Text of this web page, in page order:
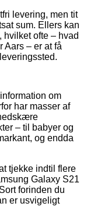
levering, men tit
sum. Ellers kan
ofte – hvad
Aars – er at få
om
har masser af
– til babyer og
og endda
tjekke indtil flere
Galaxy S21
forinden du
er usvigeligt